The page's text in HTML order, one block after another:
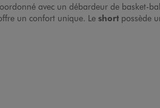
avec un débardeur de basket-
un confort unique. Le short possède